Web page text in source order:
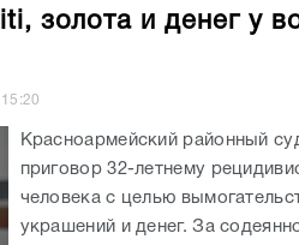
золота и денег у
15:20
Красноармейский районный
приговор 32-летнему
человека с целью
украшений и денег. За